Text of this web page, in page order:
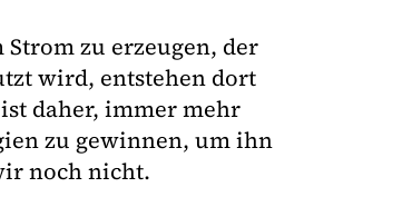
zu erzeugen, der
wird, entstehen dort
daher, immer mehr
zu gewinnen, um ihn
noch nicht.